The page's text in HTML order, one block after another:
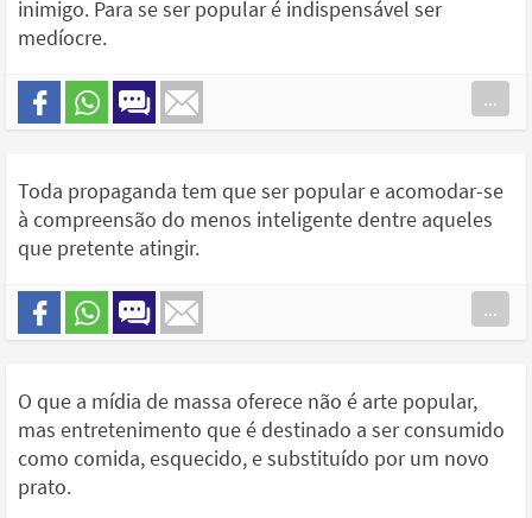
inimigo. Para se ser popular é indispensável ser
medíocre.
...
Toda propaganda tem que ser popular e acomodar-se
à compreensão do menos inteligente dentre aqueles
que pretente atingir.
...
O que a mídia de massa oferece não é arte popular,
mas entretenimento que é destinado a ser consumido
como comida, esquecido, e substituído por um novo
prato.